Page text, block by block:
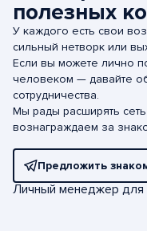
полезных
У каждого есть свои
сильный нетворк или
Если вы можете лично
человеком — давайте
сотрудничества.
Мы рады расширять
вознаграждаем за
Предложить
Личный менеджер для